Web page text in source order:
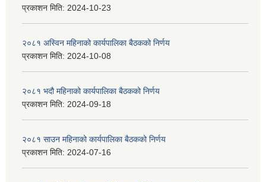
प्रकाशन मिति: 2024-10-23
२०८१ अस्विन महिनाको कार्यपालिका बैठकको निर्णय
प्रकाशन मिति: 2024-10-08
२०८१ भदौ महिनाको कार्यपालिका बैठकको निर्णय
प्रकाशन मिति: 2024-09-18
२०८१ साउन महिनाको कार्यपालिका बैठकको निर्णय
प्रकाशन मिति: 2024-07-16